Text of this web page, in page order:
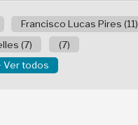
Francisco Lucas Pires (11)
(7)
(7)
Ver todos